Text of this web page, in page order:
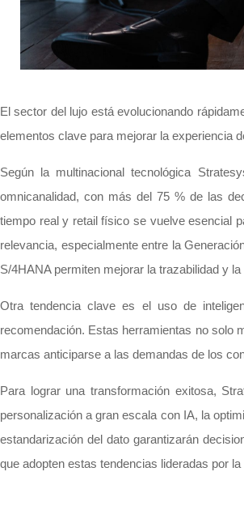
El sector del lujo está evolucionando
elementos clave para mejorar la experiencia
Según la multinacional tecnológica
omnicanalidad, con más del 75 % de las
tiempo real y retail físico se vuelve esencial
relevancia, especialmente entre la
S/4HANA permiten mejorar la trazabilidad y
Otra tendencia clave es el uso de
recomendación. Estas herramientas no solo
marcas anticiparse a las demandas de los
Para lograr una transformación exitosa,
personalización a gran escala con IA, la
estandarización del dato garantizarán
que adopten estas tendencias lideradas por